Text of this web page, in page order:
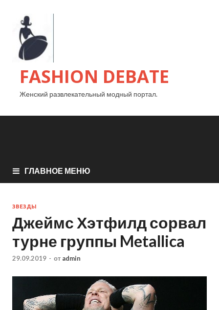
FASHION DEBATE
Женский развлекательный модный портал.
ГЛАВНОЕ МЕНЮ
ЗВЕЗДЫ
Джеймс Хэтфилд сорвал
турне группы Metallica
29.09.2019 - от admin